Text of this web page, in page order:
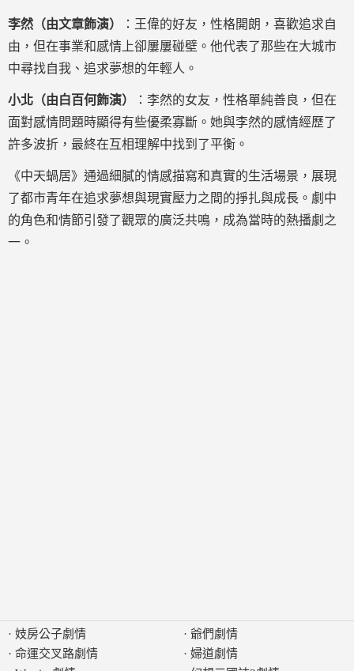
李然（由文章飾演）
：王偉的好友，性格開朗，喜歡追求自
由，但在事業和感情上卻屢屢碰壁。他代表了那些在大城市
中尋找自我、追求夢想的年輕人。
小北（由白百何飾演）
：李然的女友，性格單純善良，但在
面對感情問題時顯得有些優柔寡斷。她與李然的感情經歷了
許多波折，最終在互相理解中找到了平衡。
《中天蝸居》通過細膩的情感描寫和真實的生活場景，展現
了都市青年在追求夢想與現實壓力之間的掙扎與成長。劇中
的角色和情節引發了觀眾的廣泛共鳴，成為當時的熱播劇之
一。
· 妓房公子劇情
· 命運交叉路劇情
· 爺們劇情
· 婦道劇情